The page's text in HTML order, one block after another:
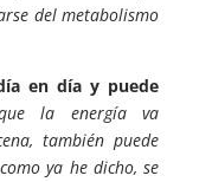
del metabolismo
en día y puede
la energía va
también puede
ya he dicho, se